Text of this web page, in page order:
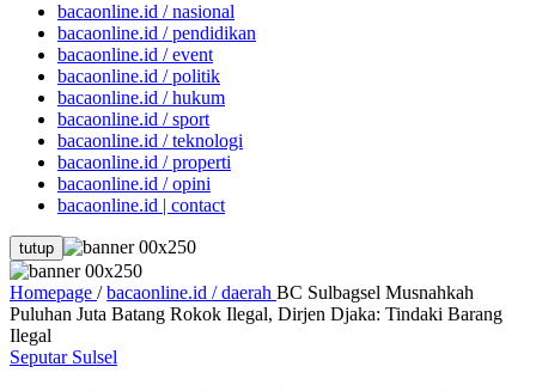
bacaonline.id / nasional
bacaonline.id / pendidikan
bacaonline.id / event
bacaonline.id / politik
bacaonline.id / hukum
bacaonline.id / sport
bacaonline.id / teknologi
bacaonline.id / properti
bacaonline.id / opini
bacaonline.id | contact
tutup
Homepage / bacaonline.id / daerah BC Sulbagsel Musnahkah
Puluhan Juta Batang Rokok Ilegal, Dirjen Djaka: Tindaki Barang
Ilegal
Seputar Sulsel